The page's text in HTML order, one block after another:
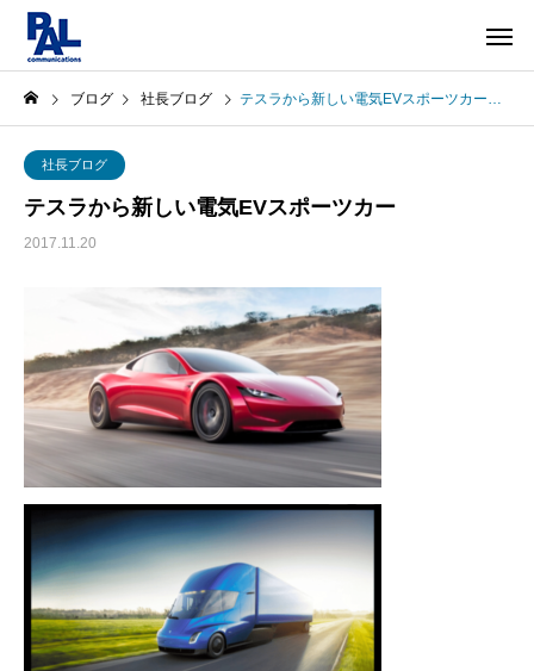
ブログ 社長ブログ テスラから新しい電気EVスポーツカー
社長ブログ
テスラから新しい電気EVスポーツカー
2017.11.20